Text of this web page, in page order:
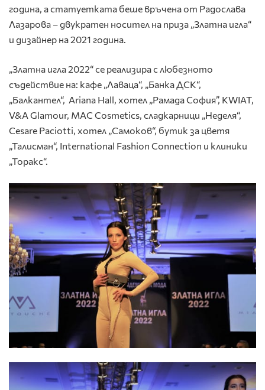
година, а статуетката беше връчена от Радослава
Лазарова – двукратен носител на приза „Златна игла“
и дизайнер на 2021 година.
„Златна игла 2022“ се реализира с любезното
съдействие на: кафе „Лаваца“, „Банка ДСК“,
„Балкантел“, Ariana Hall, хотел „Рамада София”, KWIAT,
V&A Glamour, MAC Cosmetics, сладкарници „Неделя“,
Cesare Paciotti, хотел „Самоков“, бутик за цветя
„Талисман“, International Fashion Connection и клиники
„Торакс“.